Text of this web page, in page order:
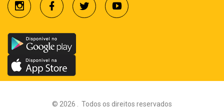
© 2026 Todos os direitos reservados